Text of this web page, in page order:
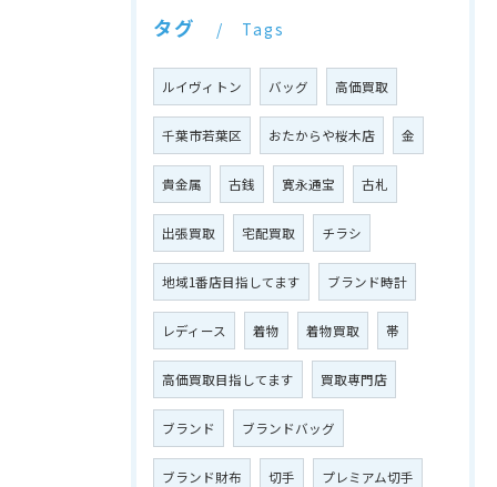
タグ Tags
ルイヴィトン バッグ 高価買取
千葉市若葉区 おたからや桜木店 金
貴金属 古銭 寛永通宝 古札
出張買取 宅配買取 チラシ
地域1番店目指してます ブランド時計
レディース 着物 着物買取 帯
高価買取目指してます 買取専門店
ブランド ブランドバッグ
ブランド財布 切手 プレミアム切手